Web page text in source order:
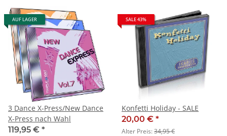
AUF LAGER
3 Dance X-Press/New Dance
X-Press nach Wahl
119,95 € *
SALE 43%
Konfetti Holiday - SALE
20,00 € *
Alter Preis:34,95 €